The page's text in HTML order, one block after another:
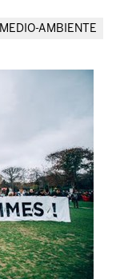
MEDIO-AMBIENTE